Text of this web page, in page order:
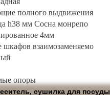
полного выдвижения
h38 мм Сосна монрепо
4мм
взаимозаменяемо
опоры
сушилка для